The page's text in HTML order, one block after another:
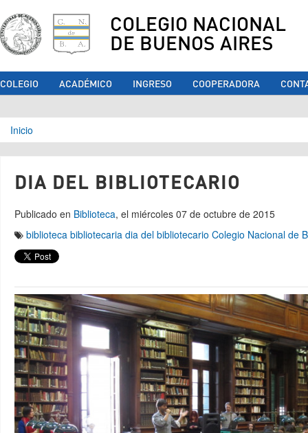
COLEGIO NACIONAL
DE BUENOS AIRES
COLEGIO ACADÉMICO INGRESO COOPERADORA
Se encuentra usted aquí
Inicio
DIA DEL BIBLIOTECARIO
Publicado en Biblioteca, el miércoles 07 de octubre de 2015
biblioteca bibliotecaria dia del bibliotecario Colegio Nacional de